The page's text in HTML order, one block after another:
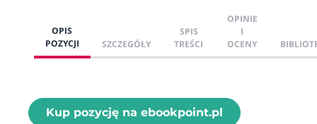
OPIS
POZYCJI
SZCZEGÓŁY
SPIS
TREŚCI
OPINIE
I
OCENY
Kup pozycję na ebookpoint.pl